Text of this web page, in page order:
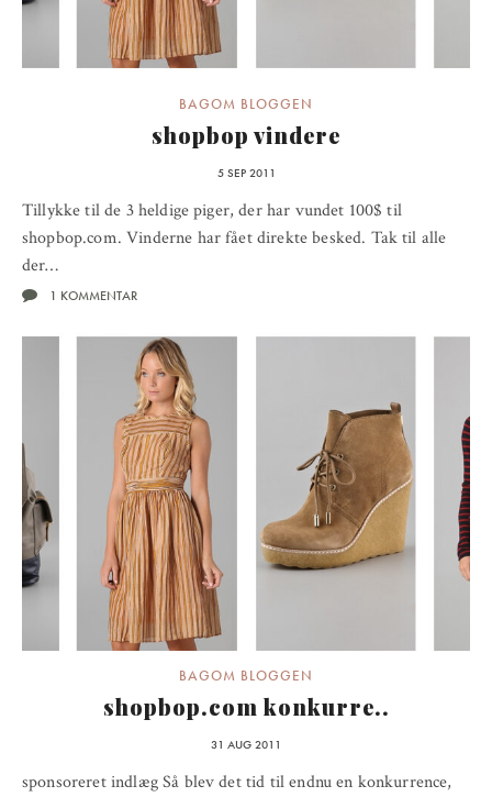
BAGOM BLOGGEN
shopbop vindere
5 SEP 2011
Tillykke til de 3 heldige piger, der har vundet 100$ til
shopbop.com. Vinderne har fået direkte besked. Tak til alle
der…
1 KOMMENTAR
BAGOM BLOGGEN
shopbop.com konkurre..
31 AUG 2011
sponsoreret indlæg Så blev det tid til endnu en konkurrence,